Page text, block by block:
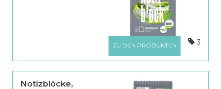
ZU DEN PRODUKTEN 3
Notizblöcke,